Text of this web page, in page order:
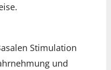
Stimulation
und